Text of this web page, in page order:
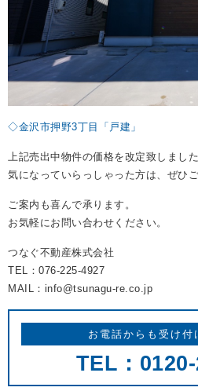
会社案内
◇金沢市押野3丁目「戸建」
上記売出中物件の価格を改定致しました
気になっていらっしゃった方は、ぜひご
ご案内も喜んで承ります。
お気軽にお問い合わせください。
つなぐ不動産株式会社
TEL：076-225-4927
MAIL：info@tsunagu-re.co.jp
お電話からも受け付
TEL：